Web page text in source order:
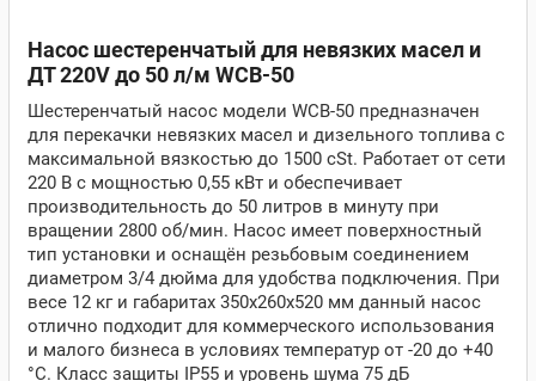
Насос шестеренчатый для невязких масел и
ДТ 220V до 50 л/м WCB-50
Шестеренчатый насос модели WCB-50 предназначен
для перекачки невязких масел и дизельного топлива с
максимальной вязкостью до 1500 cSt. Работает от сети
220 В с мощностью 0,55 кВт и обеспечивает
производительность до 50 литров в минуту при
вращении 2800 об/мин. Насос имеет поверхностный
тип установки и оснащён резьбовым соединением
диаметром 3/4 дюйма для удобства подключения. При
весе 12 кг и габаритах 350x260x520 мм данный насос
отлично подходит для коммерческого использования
и малого бизнеса в условиях температур от -20 до +40
°C. Класс защиты IP55 и уровень шума 75 дБ